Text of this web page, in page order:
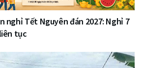
nghỉ Tết Nguyên đán 2027: Nghỉ 7
tục